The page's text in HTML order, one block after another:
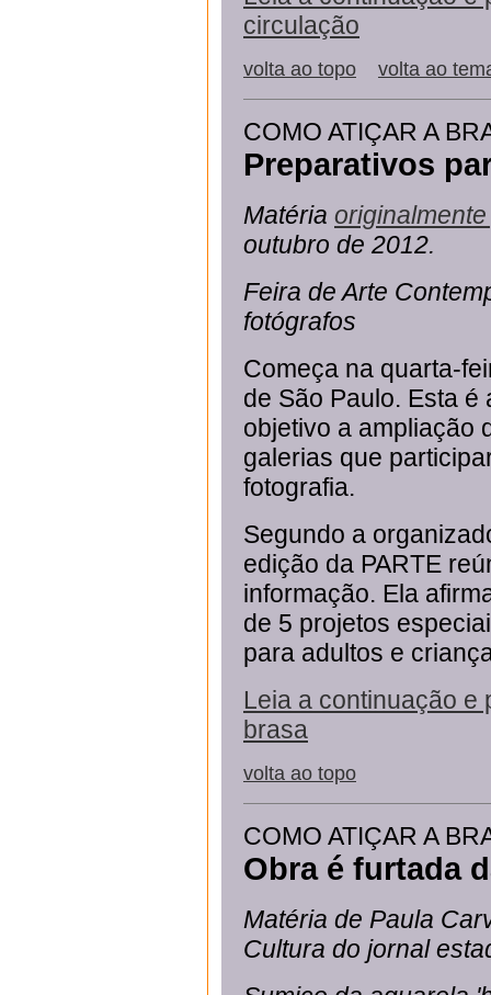
circulação
volta ao topo volta ao
COMO ATIÇAR A
Preparativos
Matéria
outubro de 2012.
Feira de Arte
fotógrafos
Começa na quarta-
de São Paulo. Esta
objetivo a ampliação
galerias que
fotografia.
Segundo a
edição da PARTE
informação. Ela
de 5 projetos
para adultos e
Leia a continuação e
brasa
volta ao topo
COMO ATIÇAR A
Obra é furtada
Matéria de Paula
Cultura do jornal